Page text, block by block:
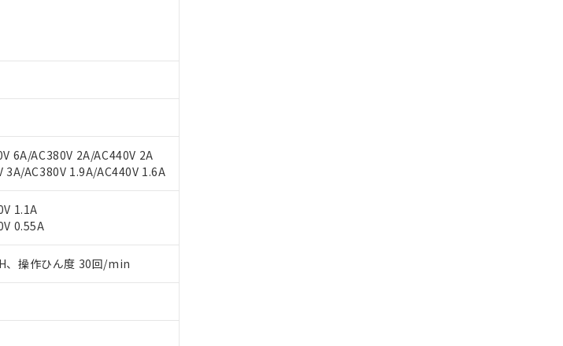
6A/AC380V 2A/AC440V 2A
AC380V 1.9A/AC440V 1.6A
1.1A
0.55A
操作ひん度 30回/min
ください。
当社在庫状況および標準価格(税抜)を提供させていただ
ビスの対象外となる商品もあることをご了承ください。
よび標準価格とは異なる場合があることをご了承くださ
取引先、またはお客様担当のオムロン制御機器販売店・
「販売ネットワーク
」をご確認ください。
承諾なく第三者に漏洩または開示しないようお願いしま
をご利用いただくには、I-Webメンバーズにご登録され
に対応した製品が提供可能な商品です。
応した製品に切り替える予定のある商品です。
に非対応の商品で、対応品を出す予定はありません。
無と関係のない商品です。
が、含有品と判明した場合などやむを得ず変更すること
(Cd) 100ppm以下、
1000ppm以下、ポリ臭化ジフェニルエーテル類(PBDE) 1000ppm以下、
項目は除く。
用がないことを確認しています。
することがあります。
せください。
、
1000ppm、 PBDEs(ポリ臭化ジフェニルエーテル類) : 1000ppm、
ル) : 1000ppm、 BBP(フタル酸ブチルベンジル) : 1000ppm、
下であることを示します。
部に漏えいし、環境に深刻な影響を及ぼさない年数を意
よび外国貿易法に定める商品（以下｢規制貨物等」とい
日本国政府の輸出許可(または役務取引許可)を取得する
砕するなど、違法に輸出されないよう必要な手段を講じ
兵器、生物兵器またはその他武器並びにこれらの製造装
、上記1、2および3の内容を当該第三者に通知します。
者が違法に輸出するおそれがある場合は、取り引きをい
客様のお取引先、またはお客様担当のオムロン制御
さい)